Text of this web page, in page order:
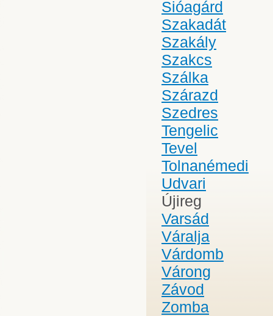
Sióagárd
Szakadát
Szakály
Szakcs
Szálka
Szárazd
Szedres
Tengelic
Tevel
Tolnanémedi
Udvari
Újireg
Varsád
Váralja
Várdomb
Várong
Závod
Zomba